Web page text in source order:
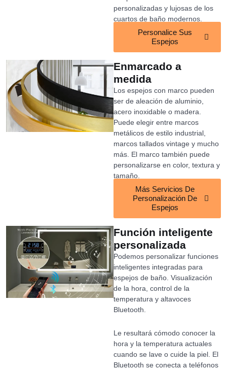
personalizadas y lujosas de los
cuartos de baño modernos.
Personalice Sus
Espejos
Enmarcado a
medida
Los espejos con marco pueden
ser de aleación de aluminio,
acero inoxidable o madera.
Puede elegir entre marcos
metálicos de estilo industrial,
marcos tallados vintage y mucho
más. El marco también puede
personalizarse en color, textura y
tamaño.
Más Servicios De
Personalización De
Espejos
Función inteligente
personalizada
Podemos personalizar funciones
inteligentes integradas para
espejos de baño. Visualización
de la hora, control de la
temperatura y altavoces
Bluetooth.
Le resultará cómodo conocer la
hora y la temperatura actuales
cuando se lave o cuide la piel. El
Bluetooth se conecta a teléfonos